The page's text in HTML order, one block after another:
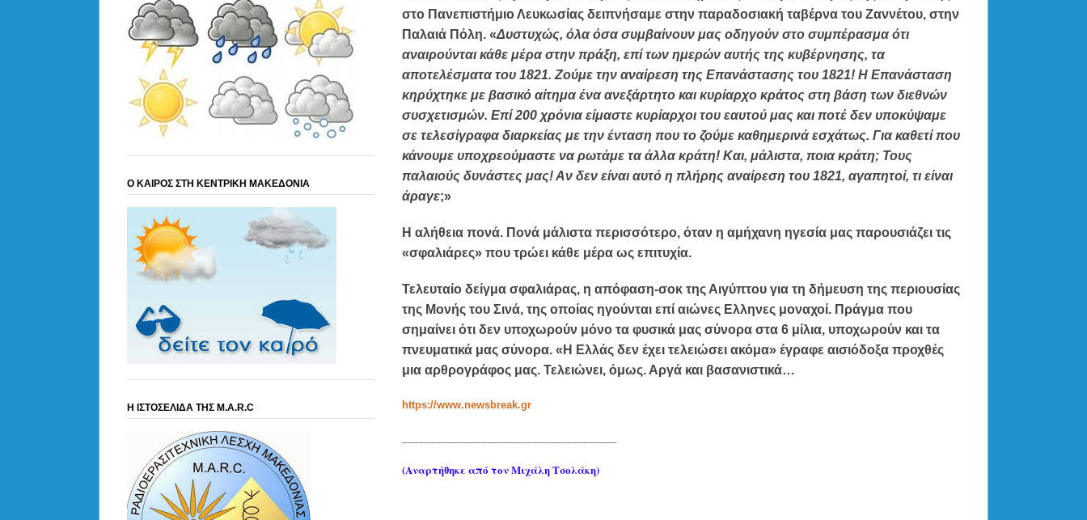
στο Πανεπιστήμιο Λευκωσίας δειπνήσαμε στην παραδοσιακή ταβέρνα του Ζαννέτου, στην
Παλαιά Πόλη. «Δυστυχώς, όλα όσα συμβαίνουν μας οδηγούν στο συμπέρασμα ότι
αναιρούνται κάθε μέρα στην πράξη, επί των ημερών αυτής της κυβέρνησης, τα
αποτελέσματα του 1821. Ζούμε την αναίρεση της Επανάστασης του 1821! Η Επανάσταση
κηρύχτηκε με βασικό αίτημα ένα ανεξάρτητο και κυρίαρχο κράτος στη βάση των διεθνών
συσχετισμών. Επί 200 χρόνια είμαστε κυρίαρχοι του εαυτού μας και ποτέ δεν υποκύψαμε
σε τελεσίγραφα διαρκείας με την ένταση που το ζούμε καθημερινά εσχάτως. Για καθετί που
κάνουμε υποχρεούμαστε να ρωτάμε τα άλλα κράτη! Και, μάλιστα, ποια κράτη; Τους
παλαιούς δυνάστες μας! Αν δεν είναι αυτό η πλήρης αναίρεση του 1821, αγαπητοί, τι είναι
άραγε;»
Η αλήθεια πονά. Πονά μάλιστα περισσότερο, όταν η αμήχανη ηγεσία μας παρουσιάζει τις
«σφαλιάρες» που τρώει κάθε μέρα ως επιτυχία.
Τελευταίο δείγμα σφαλιάρας, η απόφαση-σοκ της Αιγύπτου για τη δήμευση της περιουσίας
της Μονής του Σινά, της οποίας ηγούνται επί αιώνες Ελληνες μοναχοί. Πράγμα που
σημαίνει ότι δεν υποχωρούν μόνο τα φυσικά μας σύνορα στα 6 μίλια, υποχωρούν και τα
πνευματικά μας σύνορα. «Η Ελλάς δεν έχει τελειώσει ακόμα» έγραφε αισιόδοξα προχθές
μια αρθρογράφος μας. Τελειώνει, όμως. Αργά και βασανιστικά…
https://www.newsbreak.gr
(Αναρτήθηκε από τον Μιχάλη Τσολάκη)
Ο ΚΑΙΡΟΣ ΣΤΗ ΚΕΝΤΡΙΚΗ ΜΑΚΕΔΟΝΙΑ
Η ΙΣΤΟΣΕΛΙΔΑ ΤΗΣ M.A.R.C